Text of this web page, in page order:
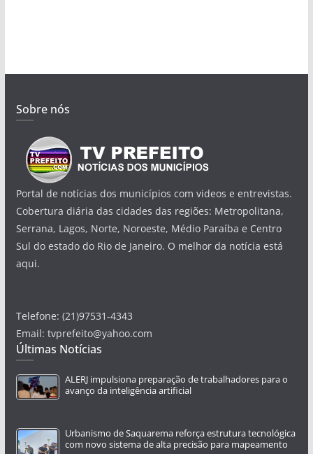
Sobre nós
Portal de notícias dos municípios com videos e entrevistas.
Cobertura diária das cidades das regiões: Metropolitana,
Serrana, Lagos, Norte, Noroeste, Médio Paraíba e Centro
Sul do estado do Rio de Janeiro. O melhor da notícia está
aqui.
Telefone: (21)97531-4343
Email: tvprefeito@yahoo.com
Últimas Notícias
ALERJ impulsiona preparação de trabalhadores para o
avanço da inteligência artificial
Urbanismo de Saquarema reforça estrutura tecnológica
com novo sistema de alta precisão para mapeamento